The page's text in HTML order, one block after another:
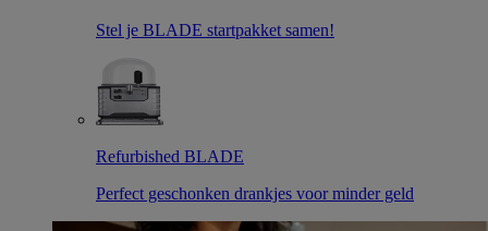
Stel je BLADE startpakket samen!
Refurbished BLADE
Perfect geschonken drankjes voor minder geld